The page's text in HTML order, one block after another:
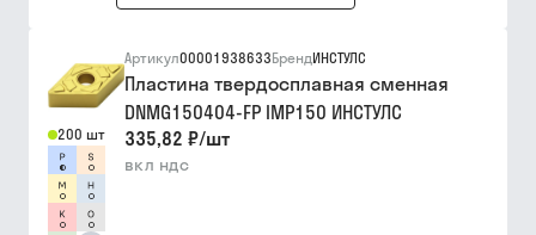
200 шт
Артикул00001938633БрендИНСТУЛС
Пластина твердосплавная сменная
DNMG150404-FP IMP150 ИНСТУЛС
335,82 ₽/шт
вкл ндс